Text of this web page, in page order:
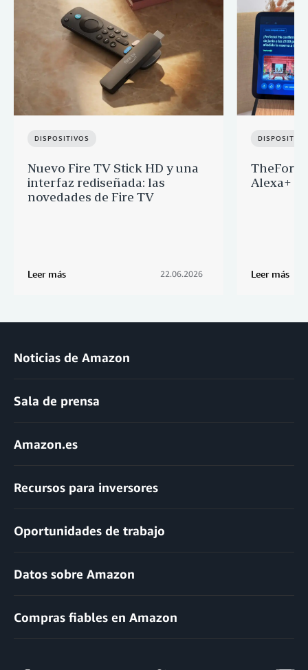
DISPOSITIVOS
Nuevo Fire TV Stick HD y una
interfaz rediseñada: las
novedades de Fire TV
Leer más 22.06.2026
TheFork
Alexa+
Leer más
Noticias de Amazon
Sala de prensa
Amazon.es
Recursos para inversores
Oportunidades de trabajo
Datos sobre Amazon
Compras fiables en Amazon